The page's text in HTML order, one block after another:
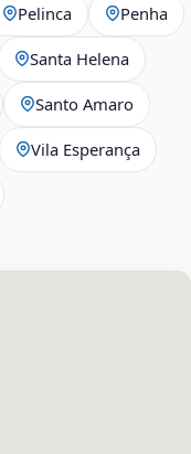
Pelinca Penha
Santa Helena
Santo Amaro
Vila Esperança